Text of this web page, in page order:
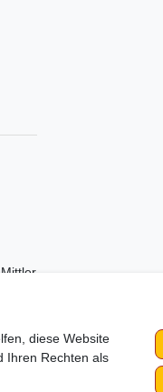
an.
diese Website
Ihren Rechten als